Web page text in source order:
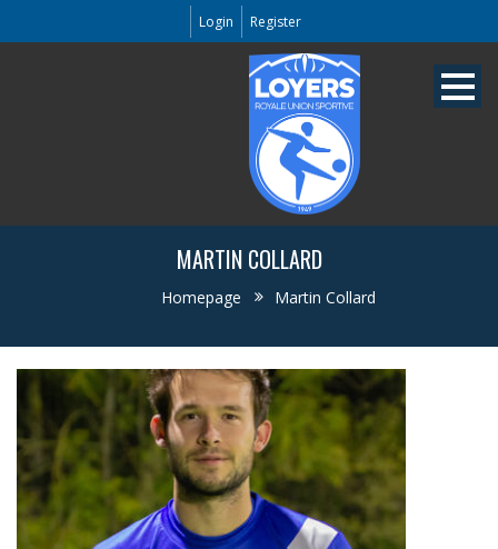
Login Register
MARTIN COLLARD
Homepage Martin Collard